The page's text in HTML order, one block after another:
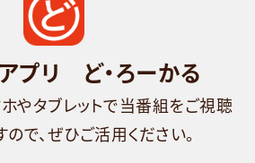
プリ ど・ろーかる
やタブレットで当番組をご視聴
で、ぜひご活用ください。